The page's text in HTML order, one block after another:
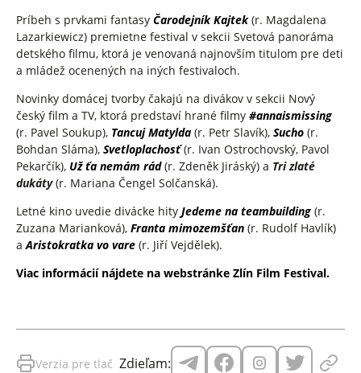
Príbeh s prvkami fantasy Čarodejník Kajtek(r. Magdalena
Lazarkiewicz) premietne festival v sekcii Svetová panoráma
detského filmu, ktorá je venovaná najnovším titulom pre deti
a mládež ocenených na iných festivaloch.
Novinky domácej tvorby čakajú na divákov v sekcii Nový
český film a TV, ktorá predstaví hrané filmy #annaismissing
(r. Pavel Soukup), Tancuj Matylda (r. Petr Slavík), Sucho (r.
Bohdan Sláma), Svetloplachosť (r. Ivan Ostrochovský, Pavol
Pekarčík), Už ťa nemám rád(r. Zdeněk Jiráský) a Tri zlaté
dukáty (r. Mariana Čengel Solčanská).
Letné kino uvedie divácke hity Jedeme na teambuilding (r.
Zuzana Marianková), Franta mimozemšťan (r. Rudolf Havlík)
aAristokratka vo vare (r. Jiří Vejdělek).
Viac informácií nájdete na webstránke Zlín Film Festival.
Verzia pre tlač Zdieľam: